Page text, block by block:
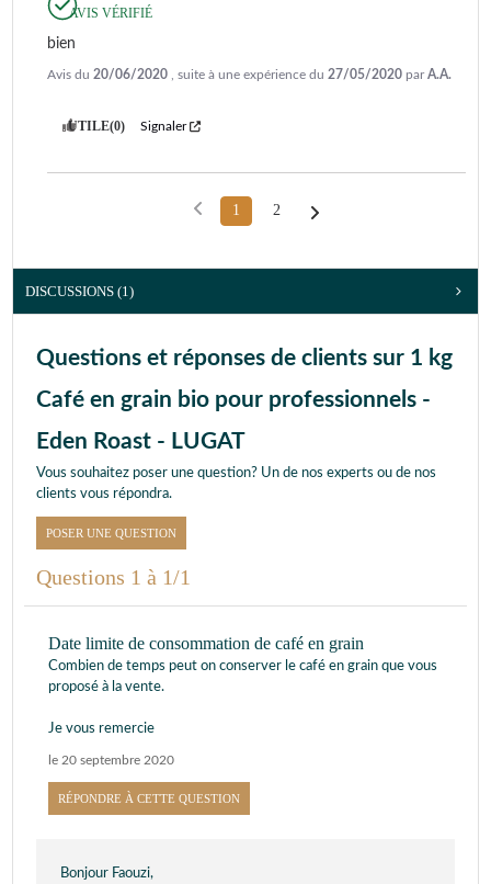
AVIS VÉRIFIÉ
bien
Avis du 20/06/2020 , suite à une expérience du 27/05/2020 parA.A.
UTILE(0) Signaler
1 2
DISCUSSIONS (1)
Questions et réponses de clients sur 1 kg
Café en grain bio pour professionnels -
Eden Roast - LUGAT
Vous souhaitez poser une question? Un de nos experts ou de nos
clients vous répondra.
POSER UNE QUESTION
Questions 1 à 1/1
Date limite de consommation de café en grain
Combien de temps peut on conserver le café en grain que vous
proposé à la vente.
Je vous remercie
le 20 septembre 2020
RÉPONDRE À CETTE QUESTION
Bonjour Faouzi,